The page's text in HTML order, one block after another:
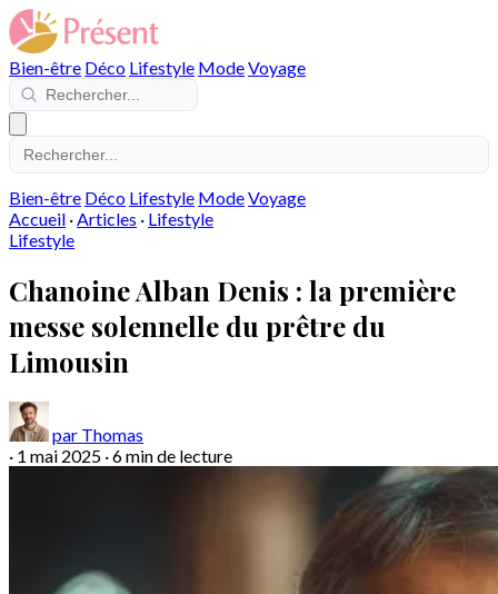
Bien-être Déco Lifestyle ModeVoyage
Bien-être Déco Lifestyle ModeVoyage
Accueil ·Articles · Lifestyle
Lifestyle
Chanoine Alban Denis : la première
messe solennelle du prêtre du
Limousin
par Thomas
· 1 mai 2025 ·6 min de lecture